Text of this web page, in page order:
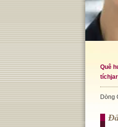
Quê
tích
Dòng